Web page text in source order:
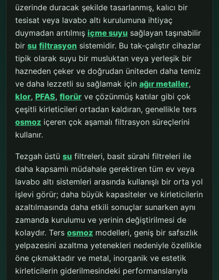
üzerinde duracak şekilde tasarlanmış, kalıcı bir
tesisat veya lavabo altı kurulumuna ihtiyaç
duymadan arıtılmış içme suyu sağlayan taşınabilir
bir su filtrasyon sistemidir. Bu tak-çalıştır cihazlar
tipik olarak suyu bir musluktan veya yerleşik bir
hazneden çeker ve doğrudan üniteden daha temiz
ve daha lezzetli su sağlamak için ağır metaller,
klor, PFAS, florür ve çözünmüş katılar gibi çok
çeşitli kirleticileri ortadan kaldıran, genellikle ters
osmoz içeren çok aşamalı filtrasyon süreçlerini
kullanır.
Tezgah üstü su filtreleri, basit sürahi filtreleri ile
daha kapsamlı müdahale gerektiren tüm ev veya
lavabo altı sistemleri arasında kullanışlı bir orta yol
işlevi görür; daha büyük kapasiteler ve kirleticilerin
azaltılmasında daha etkili sonuçlar sunarken aynı
zamanda kurulumu ve yerinin değiştirilmesi de
kolaydır. Ters osmoz modelleri, geniş bir safsızlık
yelpazesini azaltma yetenekleri nedeniyle özellikle
öne çıkmaktadır ve metal, inorganik ve estetik
kirleticilerin giderilmesindeki performanslarıyla